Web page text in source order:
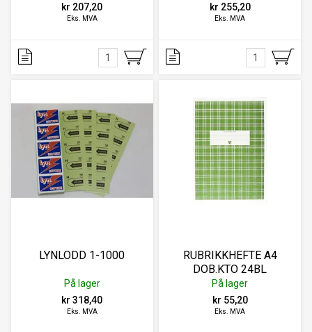
kr 207,20
Eks. MVA
kr 255,20
Eks. MVA
LYNLODD 1-1000
På lager
kr 318,40
Eks. MVA
RUBRIKKHEFTE A4
DOB.KTO 24BL
På lager
kr 55,20
Eks. MVA